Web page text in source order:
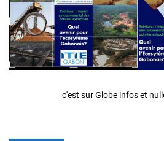
c'est sur Globe infos et